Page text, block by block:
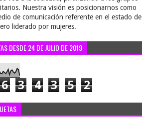
Nuestra visión es posicionarnos como
de comunicación referente en el estado de
liderado por mujeres.
DESDE 24 DE JULIO DE 2019
6 3 4 3 5 2